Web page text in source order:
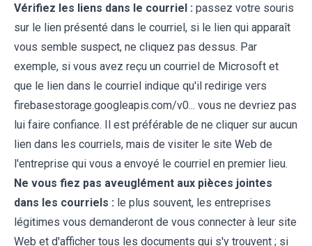
Vérifiez les liens dans le courriel : passez votre souris
sur le lien présenté dans le courriel, si le lien qui apparaît
vous semble suspect, ne cliquez pas dessus. Par
exemple, si vous avez reçu un courriel de Microsoft et
que le lien dans le courriel indique qu'il redirige vers
firebasestorage.googleapis.com/v0... vous ne devriez pas
lui faire confiance. Il est préférable de ne cliquer sur aucun
lien dans les courriels, mais de visiter le site Web de
l'entreprise qui vous a envoyé le courriel en premier lieu.
Ne vous fiez pas aveuglément aux pièces jointes
dans les courriels : le plus souvent, les entreprises
légitimes vous demanderont de vous connecter à leur site
Web et d'afficher tous les documents qui s'y trouvent ; si